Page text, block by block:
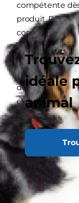
idéale
animal
compétente
produit. Par
améliorer la
dessous
périmètre des
de preuve, la
et la portée
d’étiquetage
aliments pour
contenu ou la
requises :
Nom et